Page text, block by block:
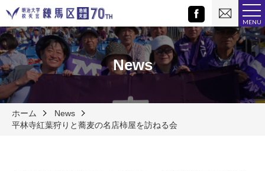
MENU
Facebook
い
合
わ
せ
News
ホーム
News
平林寺紅葉狩りと蕎麦の名店柿屋を訪ねる会